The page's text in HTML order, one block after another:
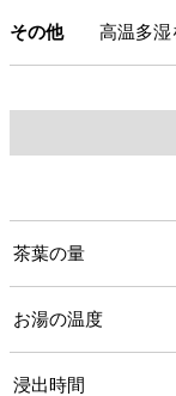
その他 高温多湿
茶葉の量
お湯の温度
浸出時間